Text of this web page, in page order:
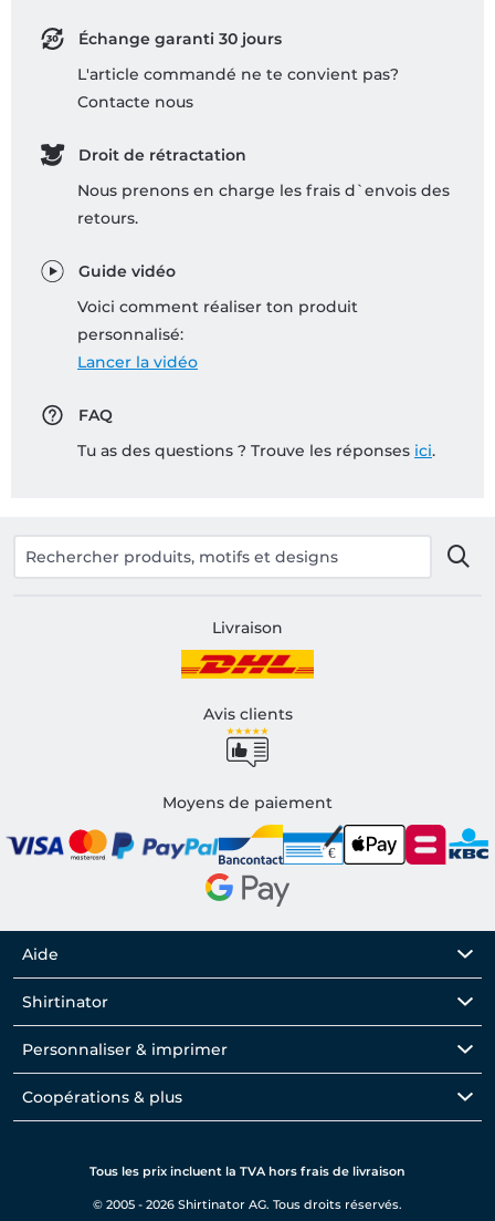
Échange garanti 30 jours
L'article commandé ne te convient pas?
Contacte nous
Droit de rétractation
Nous prenons en charge les frais d`envois des
retours.
Guide vidéo
Voici comment réaliser ton produit
personnalisé:
Lancer la vidéo
FAQ
Tu as des questions ? Trouve les réponses ici.
Livraison
Avis clients
Moyens de paiement
Aide
Shirtinator
Personnaliser & imprimer
Coopérations & plus
Tous les prix incluent la TVA hors frais de livraison
© 2005 - 2026 Shirtinator AG. Tous droits réservés.